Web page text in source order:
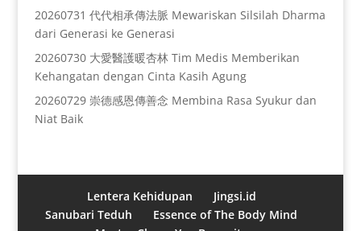
20260731 代代相承傳法脈 Mewariskan Silsilah Dharma
dari Generasi ke Generasi
20260730 大愛醫護暖杏林 Tim Medis Memberikan
Kehangatan dengan Cinta Kasih Agung
20260729 崇德感恩傳善念 Membina Rasa Syukur dan
Niat Baik
Lentera Kehidupan
Jingsi.id
Sanubari Teduh
Essence of The Body Mind